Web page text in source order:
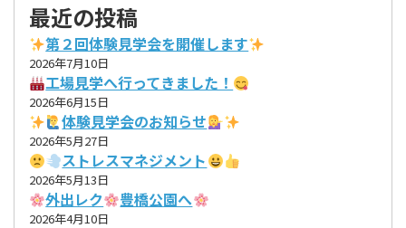
最近の投稿
第２回体験見学会を開催します
2026年7月10日
工場見学へ行ってきました！
2026年6月15日
体験見学会のお知らせ
2026年5月27日
ストレスマネジメント
2026年5月13日
外出レク 豊橋公園へ
2026年4月10日